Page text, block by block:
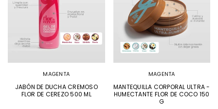
MAGENTA
JABÓN DE DUCHA CREMOSO
FLOR DE CEREZO 500 ML
MAGENTA
MANTEQUILLA CORPORAL ULTRA -
HUMECTANTE FLOR DE COCO 150
G